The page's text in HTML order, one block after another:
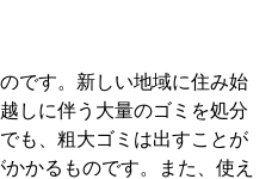
しに伴う大量のゴミを処分
も、粗大ゴミは出すことが
かるものです。また、使え